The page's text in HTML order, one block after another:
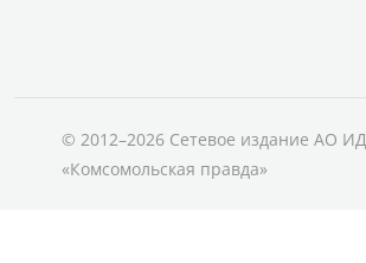
© 2012–2026 Сетевое издание АО ИД
«Комсомольская правда»